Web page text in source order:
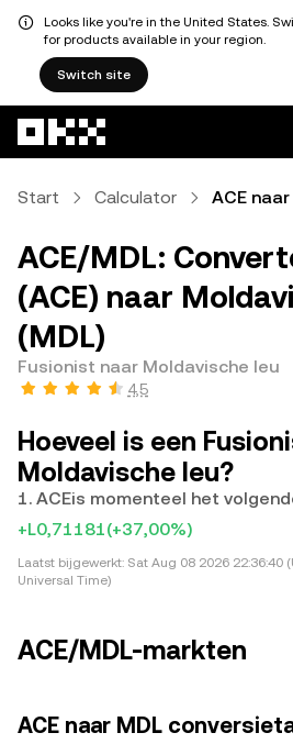
Looks like you're in the United States.
for products available in your region.
Switch site
Start Calculator ACE naar
ACE/MDL:
(ACE) naar
(MDL)
Fusionist naar Moldavische leu
4,5
Hoeveel is een
Moldavische leu?
1. ACEis momenteel het
+L0,71181(+37,00%)
Laatst bijgewerkt: Sat Aug 08 2026 22:36:40
Universal Time)
ACE/MDL-markten
ACE naar MDL